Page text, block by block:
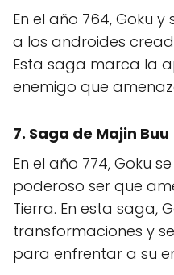
En el año 764, Goku
a los androides
Esta saga marca la
enemigo que
7. Saga de Majin Buu
En el año 774, Goku
poderoso ser que
Tierra. En esta saga,
transformaciones y
para enfrentar a su